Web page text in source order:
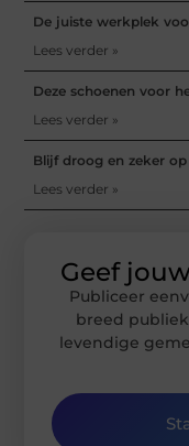
De juiste werkplek
Lees verder »
Deze schoenen voor
Lees verder »
Blijf droog en zeker
Lees verder »
Geef
Publiceer
breed
levendige